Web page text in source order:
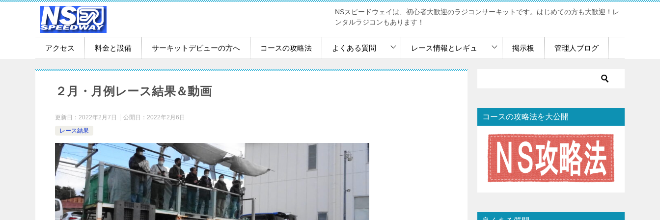
NSスピードウェイは、初心者大歓迎のラジコンサーキットです。はじめての方も大歓迎！レ
ンタルラジコンもあります！
アクセス 料金と設備 サーキットデビューの方へ コースの攻略法 よくある質問 レース情報とレギュ 掲示板 管理人ブログ
２月・月例レース結果＆動画
更新日： 2022年2月7日 公開日： 2022年2月6日
レース結果
コースの攻略法を大公開